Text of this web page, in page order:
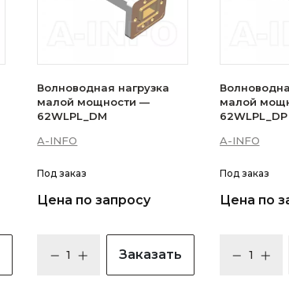
Волноводная нагрузка
малой мощности —
62WLPL_DM
A-INFO
Под заказ
Цена по запросу
Заказать
малой
62WLPL_DP
A-INFO
Под заказ
Цена по